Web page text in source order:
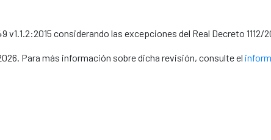
considerando las excepciones del Real Decreto 1112/
Para más información sobre dicha revisión, consulte el